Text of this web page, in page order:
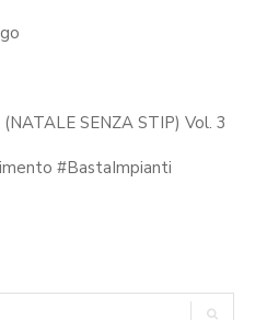
(NATALE SENZA STIP) Vol. 3
#BastaImpianti